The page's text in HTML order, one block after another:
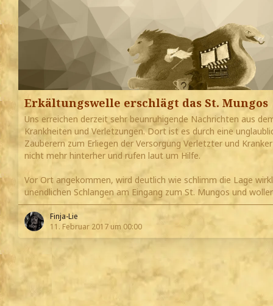
Erkältungswelle erschlägt das St. Mungos
Uns erreichen derzeit sehr beunruhigende Nachrichten aus
Krankheiten und Verletzungen. Dort ist es durch eine
Zauberern zum Erliegen der Versorgung Verletzter und
nicht mehr hinterher und rufen laut um Hilfe.
Vor Ort angekommen, wird deutlich wie schlimm die Lage
unendlichen Schlangen am Eingang zum St. Mungos und
Finja-Lie
11. Februar 2017 um 00:00